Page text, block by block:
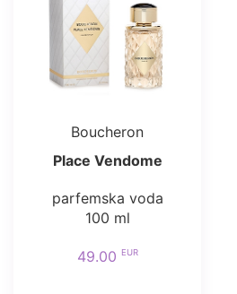
Boucheron
Place Vendome
parfemska voda
100 ml
49.00 EUR